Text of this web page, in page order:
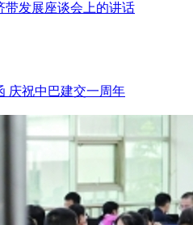
带发展座谈会上的讲话
庆祝中巴建交一周年